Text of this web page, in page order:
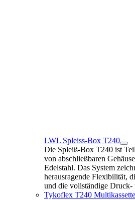
LWL Spleiss-Box T240
Die Spleiß-Box T240 ist
von abschließbaren
Edelstahl. Das System
herausragende Flexibilität,
und die vollständige Druck-
Tykoflex T240 Multikassette